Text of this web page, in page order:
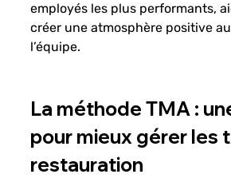
employés les plus performants,
créer une atmosphère positive
l’équipe.
La méthode TMA :
pour mieux gérer les
restauration